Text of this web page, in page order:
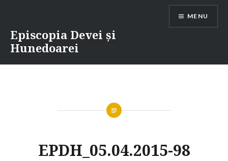
content
Episcopia Devei și
Hunedoarei
MENU
EPDH_05.04.2015-98